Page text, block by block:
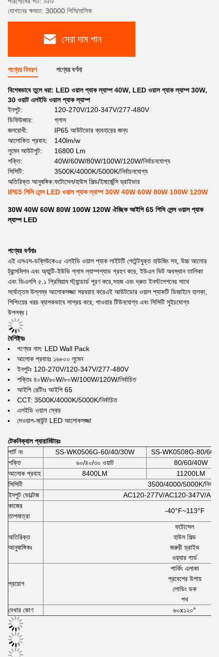
যোগানের ক্ষমতা: 30000 পিসি/মাসিক
সেরা দাম পান
পণ্যের বিবরণ পণ্যের বর্ণনা
বিশেষভাবে তুলে ধরা: LED ওয়াল প্যাক ল্যাম্প 40W, LED ওয়াল প্যাক ল্যাম্প 30W,
30 ওয়াট এলইডি ওয়াল প্যাক ল্যাম্প
ইনপুট:
120-270V/120-347V/277-480V
ডিফিউজার:
গ্লাস
জলরোধী:
IP65 আউটডোর ব্যবহারের জন্য
আলোকিত প্রবাহ:
140lm/w
লুমেন আউটপুট:
16800 Lm
শক্তি:
40W/60W/80W/100W/120W/নির্বাচনযোগ্য
সিসিটি:
3500K/4000K/5000K/নির্বাচনযোগ্য
অতিরিক্ত আনুষঙ্গিক:ফটোসেল/হাউস শিল্ড/ইমার্জেন্সি ড্রাইভার
IP65 পিসি লেন্স LED ওয়াল প্যাক ল্যাম্প 30W 40W 60W 80W 100W 120W
30W 40W 60W 80W 100W 120W ঐচ্ছিক আইপি 65 পিসি লেন্স ওয়াল প্যাক
ল্যাম্প LED
পণ্যের বর্ণনাঃ
এই এসএস-ডব্লিউকে০৫ এলইডি ওয়াল প্যাক লাইটটি পেটেন্টযুক্ত হাউজিং সহ, উচ্চ আলোর
ট্রান্সমিশন এবং অ্যান্টি-ইউভি গ্লাস ল্যাম্পশ্যাড গ্রহণ করে, ইউএল ভিট অবস্থান তালিকা
এবং ডিএলসি ৫.১ প্রিমিয়াম স্ট্যান্ডার্ড পূরণ করে,সহজ এবং দ্রুত ইনস্টলেশনের সাথে
সর্বোত্তম উল্লম্ব আলোকসজ্জা সরবরাহ করেএই আউটডোর ওয়াল প্যাকটি ডিজাইনে হালকা,
শিপিংয়ের খরচ ব্যাপকভাবে সাশ্রয় করে; পাওয়ার টিউনযোগ্য এবং সিসিটি সুইচযোগ্য
উপলব্ধ।
বৈশিষ্ট্যঃ
পণ্যের নাম: LED Wall Pack
আলোক প্রবাহঃ ১৬৮০০ লুমেন
ইনপুটঃ 120-270V/120-347V/277-480V
শক্তিঃ ৪০W/৬০W/৮০W/100W/120W/নির্বাচিত
আইপি রেটিংঃ আইপি 65
CCT: 3500K/4000K/5000K/নির্বাচিত
এলইডি ওয়াল স্কেচ
দেওয়াল-মাউন্ট LED আলোকসজ্জা
টেকনিক্যাল প্যারামিটারঃ
পার্ট নং
SS-WK0506G-60/40/30W
SS-WK0508G-80/60/
শক্তি
৬০/৪০/৩০ ওয়াট
80/60/40W
আলোক প্রবাহ
8400LM
11200LM
সিসিটি
3500/4000/5000K/
ইনপুট ভোল্টেজ
AC120-277V/AC120-347V/
কাজের
তাপমাত্রা
-40°F~113°F
অতিরিক্ত
আনুষাঙ্গিকঃ
ফটোসেল
হাউস শিল্ড
জরুরী ড্রাইভ
ওয়্যার গার্ড
প্রয়োগ
পার্কিং এলাকা
প্রবেশের উপায়
লোডিং ডক
পথ
দেখার কোণ
৬০x১২০°